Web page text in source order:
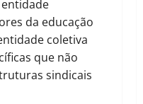
da educação
coletiva
que não
sindicais